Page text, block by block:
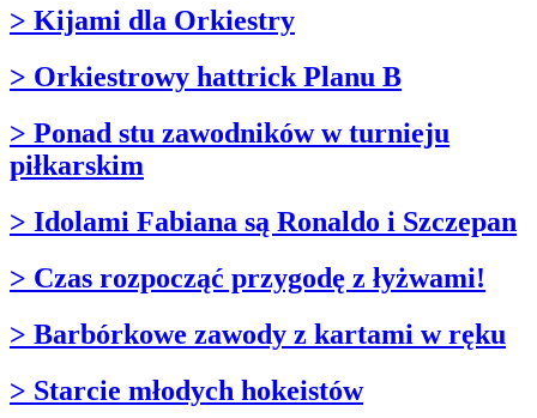
> Kijami dla Orkiestry
> Orkiestrowy hattrick Planu B
> Ponad stu zawodników w turnieju
piłkarskim
> Idolami Fabiana są Ronaldo i Szczepan
> Czas rozpocząć przygodę z łyżwami!
> Barbórkowe zawody z kartami w ręku
> Starcie młodych hokeistów